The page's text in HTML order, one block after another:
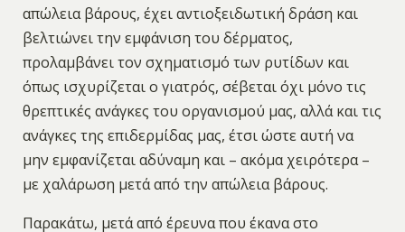
απώλεια βάρους, έχει αντιοξειδωτική δράση και
βελτιώνει την εμφάνιση του δέρματος,
προλαμβάνει τον σχηματισμό των ρυτίδων και
όπως ισχυρίζεται ο γιατρός, σέβεται όχι μόνο τις
θρεπτικές ανάγκες του οργανισμού μας, αλλά και τις
ανάγκες της επιδερμίδας μας, έτσι ώστε αυτή να
μην εμφανίζεται αδύναμη και – ακόμα χειρότερα –
με χαλάρωση μετά από την απώλεια βάρους.
Παρακάτω, μετά από έρευνα που έκανα στο